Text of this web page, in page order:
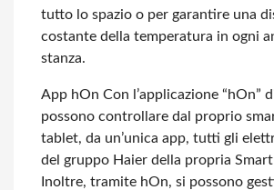
tutto lo spazio o per garantire una
costante della temperatura in ogni
stanza.
App hOn Con l’applicazione “hOn”
possono controllare dal proprio
tablet, da un’unica app, tutti gli
del gruppo Haier della propria
Inoltre, tramite hOn, si possono